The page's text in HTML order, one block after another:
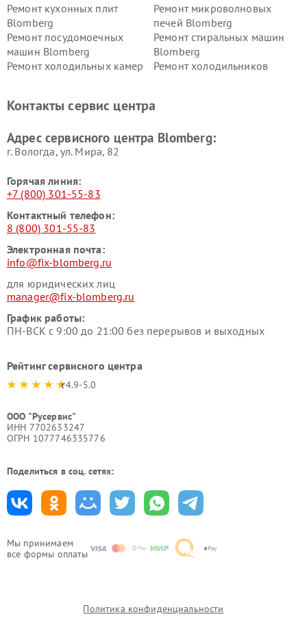
Мы принимаем
все формы оплаты
Ремонт кухонных плит
Blomberg
Ремонт микроволновых
печей Blomberg
Ремонт посудомоечных
машин Blomberg
Ремонт стиральных машин
Blomberg
Ремонт холодильных камер
Ремонт холодильников
Контакты сервис центра
Адрес сервисного центра Blomberg:
г. Вологда, ул. Мира, 82
Горячая линия:
+7 (800) 301-55-83
Контактный телефон:
8 (800) 301-55-83
Электронная почта:
info@fix-blomberg.ru
для юридических лиц
manager@fix-blomberg.ru
График работы:
ПН-ВСК с 9:00 до 21:00 без перерывов и выходных
Рейтинг сервисного центра
4.9-5.0
ООО "Русервис"
ИНН 7702633247
ОГРН 1077746335776
Поделиться в соц. сетях:
Политика конфиденциальности